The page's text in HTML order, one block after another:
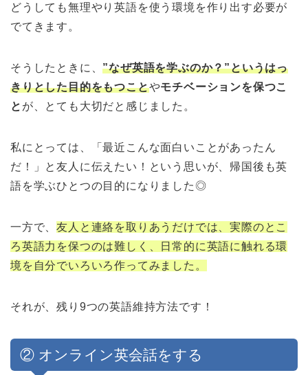
どうしても無理やり英語を使う環境を作り出す必要が
でてきます。
そうしたときに、”なぜ英語を学ぶのか？”というはっ
きりとした目的をもつことやモチベーションを保つこ
と が、とても大切だと感じました。
私にとっては、「最近こんな面白いことがあったん
だ！」と友人に伝えたい！という思いが、帰国後も英
語を学ぶひとつの目的になりました◎
一方で、友人と連絡を取りあうだけでは、実際のとこ
ろ英語力を保つのは難しく、日常的に英語に触れる環
境を自分でいろいろ作ってみました。
それが、残り9つの英語維持方法です！
② オンライン英会話をする